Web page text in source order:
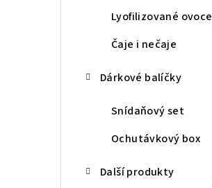
Lyofilizované ovoce
Čaje i nečaje
Dárkové balíčky
Snídaňový set
Ochutávkový box
Další produkty